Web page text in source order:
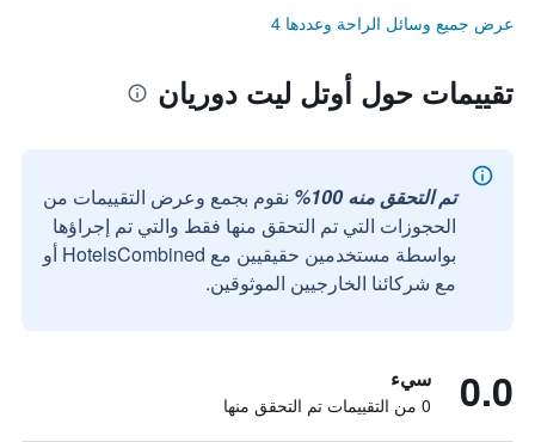
عرض جميع وسائل الراحة وعددها 4
تقييمات حول أوتل ليت دوريان
تم التحقق منه 100%
نقوم بجمع وعرض التقييمات من
الحجوزات التي تم التحقق منها فقط والتي تم إجراؤها
بواسطة مستخدمين حقيقيين مع HotelsCombined أو
مع شركائنا الخارجيين الموثوقين.
0.0 سيء
0 من التقييمات تم التحقق منها